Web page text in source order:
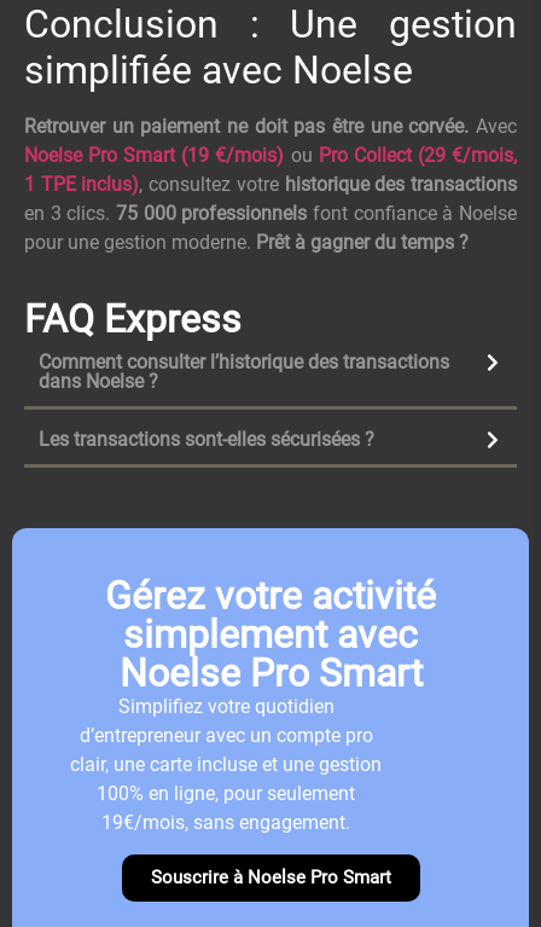
Conclusion : Une gestion
simplifiée avec Noelse
Retrouver un paiement ne doit pas être une corvée. Avec
Noelse Pro Smart (19 €/mois) ou Pro Collect (29 €/mois,
1 TPE inclus), consultez votre historique des transactions
en 3 clics. 75 000 professionnels font confiance à Noelse
pour une gestion moderne. Prêt à gagner du temps ?
FAQ Express
Comment consulter l’historique des transactions
dans Noelse ?
Les transactions sont-elles sécurisées ?
Gérez votre activité
simplement avec
Noelse Pro Smart
Simplifiez votre quotidien
d’entrepreneur avec un compte pro
clair, une carte incluse et une gestion
100% en ligne, pour seulement
19€/mois, sans engagement.
Souscrire à Noelse Pro Smart